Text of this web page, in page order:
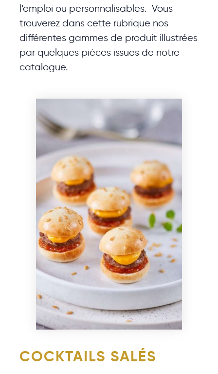
l’emploi ou personnalisables. Vous
trouverez dans cette rubrique nos
différentes gammes de produit illustrées
par quelques pièces issues de notre
catalogue.
COCKTAILS SALÉS